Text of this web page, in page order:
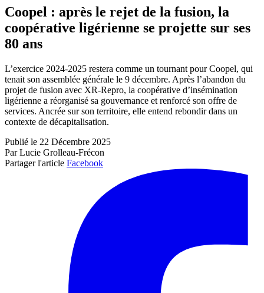
Coopel : après le rejet de la fusion, la
coopérative ligérienne se projette sur ses
80 ans
L’exercice 2024-2025 restera comme un tournant pour Coopel, qui
tenait son assemblée générale le 9 décembre. Après l’abandon du
projet de fusion avec XR-Repro, la coopérative d’insémination
ligérienne a réorganisé sa gouvernance et renforcé son offre de
services. Ancrée sur son territoire, elle entend rebondir dans un
contexte de décapitalisation.
Publié le 22 Décembre 2025
Par Lucie Grolleau-Frécon
Partager l'article Facebook